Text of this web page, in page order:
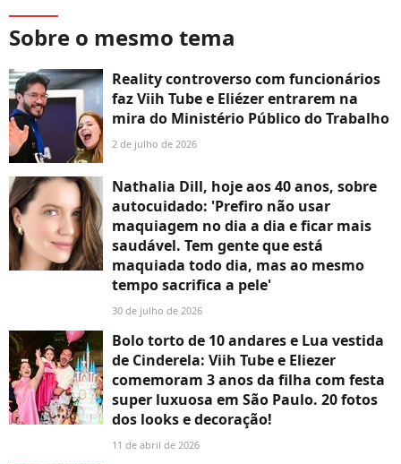
Sobre o mesmo tema
Reality controverso com funcionários
faz Viih Tube e Eliézer entrarem na
mira do Ministério Público do Trabalho
2 de julho de 2026
Nathalia Dill, hoje aos 40 anos, sobre
autocuidado: 'Prefiro não usar
maquiagem no dia a dia e ficar mais
saudável. Tem gente que está
maquiada todo dia, mas ao mesmo
tempo sacrifica a pele'
30 de julho de 2026
Bolo torto de 10 andares e Lua vestida
de Cinderela: Viih Tube e Eliezer
comemoram 3 anos da filha com festa
super luxuosa em São Paulo. 20 fotos
dos looks e decoração!
11 de abril de 2026